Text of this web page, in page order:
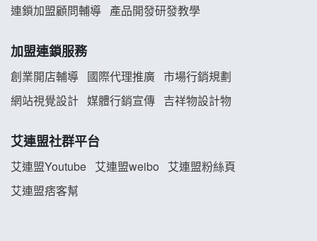
雞咕雞咕加盟說明會
TEA TOP加盟說明會
珍好味臭臭鍋加盟說明會
藍象廷泰式火鍋加盟說明會
日十。早午食加盟說明會
連鎖加盟顧問輔導 產品開發研發教學
加盟連鎖服務
創業開店輔導 國際代理推廣 市場行銷規劃
網站視覺設計 媒體行銷宣傳 吉祥物設計物
艾連盟社群平台
艾連盟Youtube 艾連盟weibo
艾連盟粉絲頁
艾連盟痞客幫